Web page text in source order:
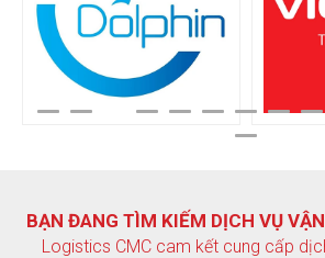
BẠN ĐANG TÌM KIẾM DỊCH VỤ
Logistics CMC cam kết cung cấp